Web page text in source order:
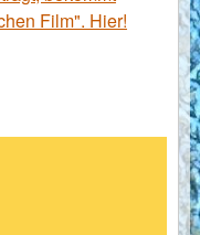
Film". Hier!